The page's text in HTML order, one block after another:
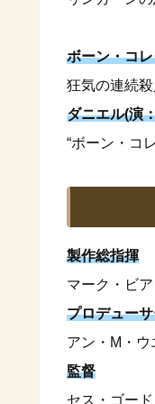
ボーン・コ
狂気の連続殺
ダニエル(演
“ボーン・コ
製作総指揮
マーク・ビ
プロデュー
アン・M・ウ
監督
セス・ゴー